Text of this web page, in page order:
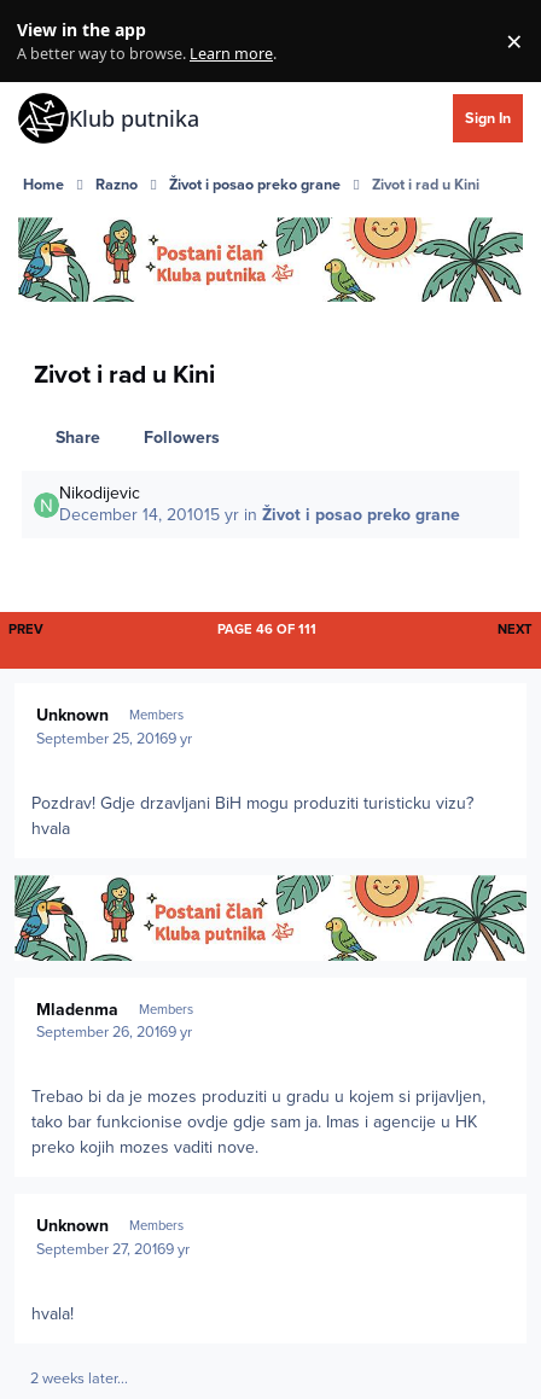
View in the app
A better way to browse. Learn more. ×
Klub putnika Sign In
Home Razno Život i posao preko grane Zivot i rad u Kini
Zivot i rad u Kini
Share Followers
Nikodijevic
December 14, 201015 yr inŽivot i posao preko grane
FIRST PAGE
PREV NEXT
PAGE 46 OF 111
Unknown Members
September 25, 20169 yr
Pozdrav! Gdje drzavljani BiH mogu produziti turisticku vizu?
hvala
Mladenma Members
September 26, 20169 yr
Trebao bi da je mozes produziti u gradu u kojem si prijavljen,
tako bar funkcionise ovdje gdje sam ja. Imas i agencije u HK
preko kojih mozes vaditi nove.
Unknown Members
September 27, 20169 yr
hvala!
2 weeks later...